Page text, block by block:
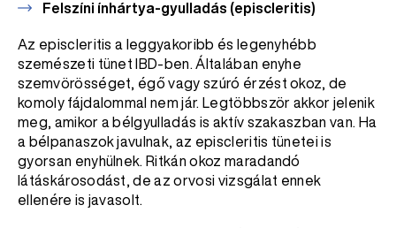
Felszíni ínhártya-gyulladás (episcleritis)
Az episcleritis a leggyakoribb és legenyhébb
szemészeti tünet IBD-ben. Általában enyhe
szemvörösséget, égő vagy szúró érzést okoz, de
komoly fájdalommal nem jár. Legtöbbször akkor jelenik
meg, amikor a bélgyulladás is aktív szakaszban van. Ha
a bélpanaszok javulnak, az episcleritis tünetei is
gyorsan enyhülnek. Ritkán okoz maradandó
látáskárosodást, de az orvosi vizsgálat ennek
ellenére is javasolt.